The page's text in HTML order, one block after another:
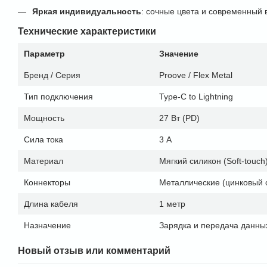
Яркая индивидуальность: сочные цвета и современный
Технические характеристики
Параметр Значение
Бренд / Серия Proove / Flex Metal
Тип подключения Type-C to Lightning
Мощность 27 Вт (PD)
Сила тока 3 А
Материал Мягкий силикон (Soft-touch)
Коннекторы Металлические (цинковый
Длина кабеля 1 метр
Назначение Зарядка и передача
Новый отзыв или комментарий